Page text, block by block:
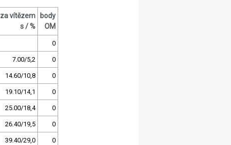
za vítězem
s / %
body
OM
0
7.00/5,2 0
14.60/10,8 0
19.10/14,1 0
25.00/18,4 0
26.40/19,5 0
39.40/29,0 0